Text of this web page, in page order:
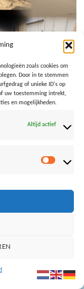
zoals cookies om
Door in te stemmen
of unieke ID's op
uw toestemming intrekt,
en mogelijkheden.
Altijd actief
AAN ZEE IVN